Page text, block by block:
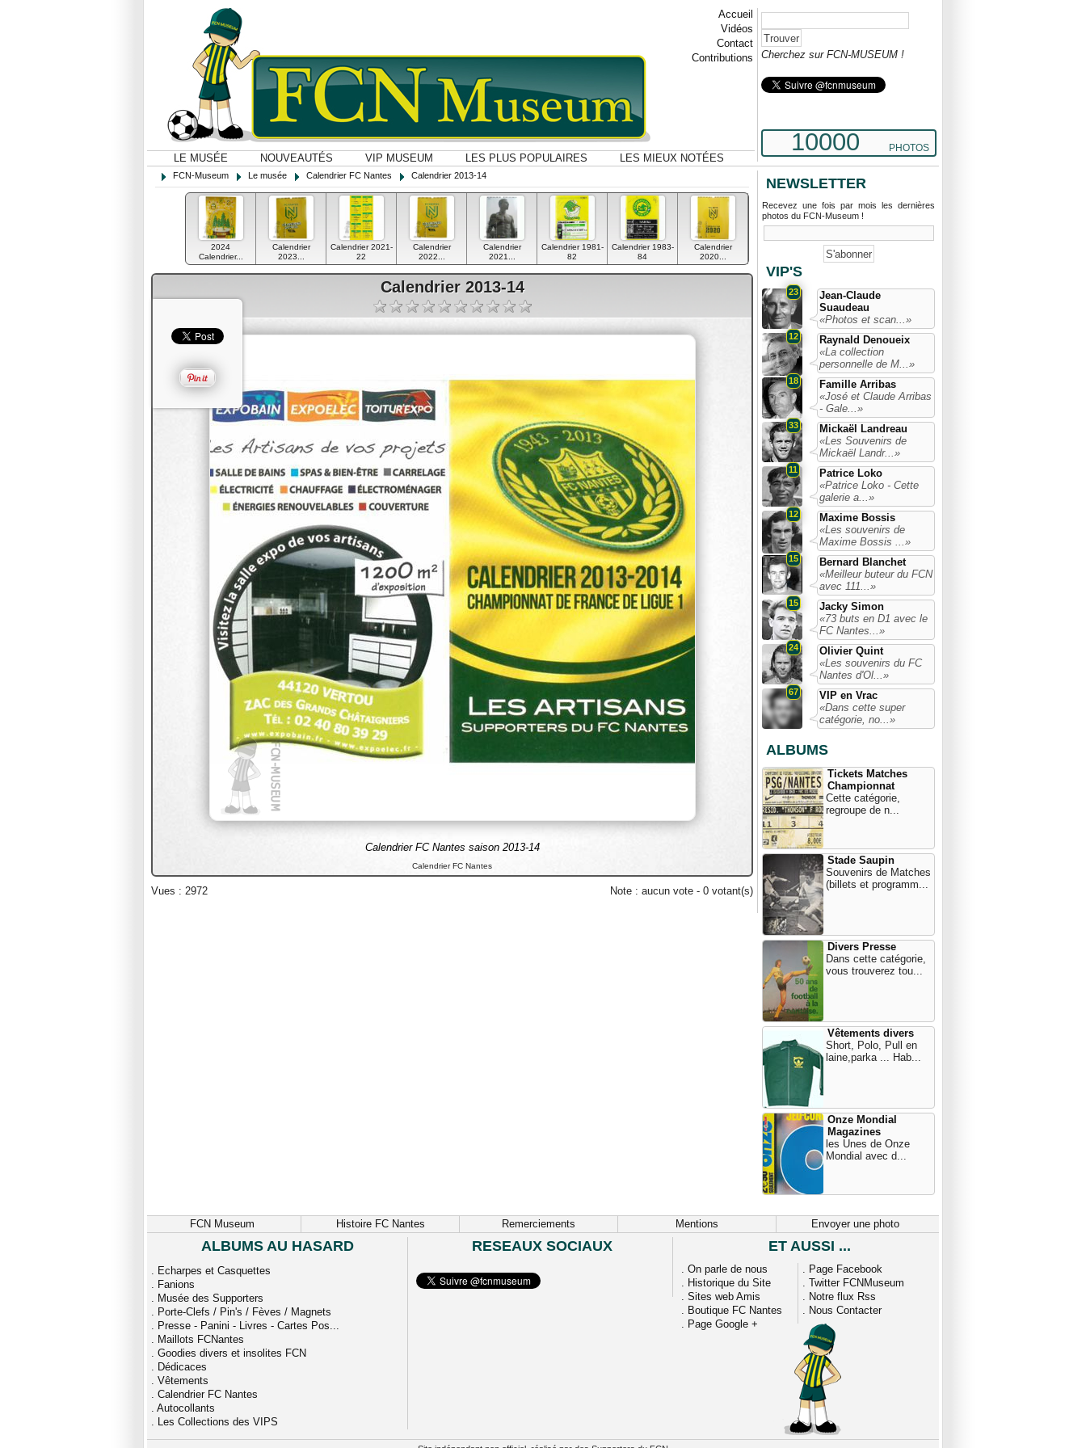
Accueil
Vidéos
Contact
Contributions
LE MUSÉE NOUVEAUTÉS VIP MUSEUM LES PLUS POPULAIRES LES MIEUX NOTÉES
Cherchez sur FCN-MUSEUM !
10000 PHOTOS
FCN-Museum Le musée Calendrier FC Nantes Calendrier 2013-14
2024
Calendrier...
Calendrier
2023...
Calendrier 2021-
22
Calendrier
2022...
Calendrier
2021...
Calendrier 1981-
82
Calendrier 1983-
84
Calendrier
2020...
Calendrier 2013-14
Calendrier FC Nantes saison 2013-14
Calendrier FC Nantes
Vues : 2972 Note : aucun vote - 0 votant(s)
NEWSLETTER
Recevez une fois par mois les dernières
photos du FCN-Museum !
VIP'S
23
Jean-Claude
Suaudeau
«Photos et scan...»
12
Raynald Denoueix
«La collection
personnelle de M...»
18
Famille Arribas
«José et Claude Arribas
- Gale...»
33
Mickaël Landreau
«Les Souvenirs de
Mickaël Landr...»
11
Patrice Loko
«Patrice Loko - Cette
galerie a...»
12
Maxime Bossis
«Les souvenirs de
Maxime Bossis ...»
15
Bernard Blanchet
«Meilleur buteur du FCN
avec 111...»
15
Jacky Simon
«73 buts en D1 avec le
FC Nantes...»
24
Olivier Quint
«Les souvenirs du FC
Nantes d'Ol...»
67
VIP en Vrac
«Dans cette super
catégorie, no...»
ALBUMS
Tickets Matches
Championnat
Cette catégorie,
regroupe de n...
Stade Saupin
Souvenirs de Matches
(billets et programm...
Divers Presse
Dans cette catégorie,
vous trouverez tou...
Vêtements divers
Short, Polo, Pull en
laine,parka ... Hab...
Onze Mondial
Magazines
les Unes de Onze
Mondial avec d...
FCN Museum Histoire FC Nantes Remerciements Mentions Envoyer une photo
ALBUMS AU HASARD
. Echarpes et Casquettes
. Fanions
. Musée des Supporters
. Porte-Clefs / Pin's / Fèves / Magnets
. Presse - Panini - Livres - Cartes Pos...
. Maillots FCNantes
. Goodies divers et insolites FCN
. Dédicaces
. Vêtements
. Calendrier FC Nantes
. Autocollants
. Les Collections des VIPS
RESEAUX SOCIAUX ET AUSSI ...
. On parle de nous
. Historique du Site
. Sites web Amis
. Boutique FC Nantes
. Page Google +
. Page Facebook
. Twitter FCNMuseum
. Notre flux Rss
. Nous Contacter